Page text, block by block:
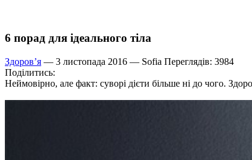
6 порад для ідеального тіла
Здоров’я — 3 листопада 2016 — Sofia Переглядів: 3984
Поділитись:
Неймовірно, але факт: суворі дієти більше ні до чого.